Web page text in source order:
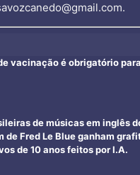
vacinação é obrigatório
de músicas em inglês
de Fred Le Blue ganham
de 10 anos feitos por I.A.